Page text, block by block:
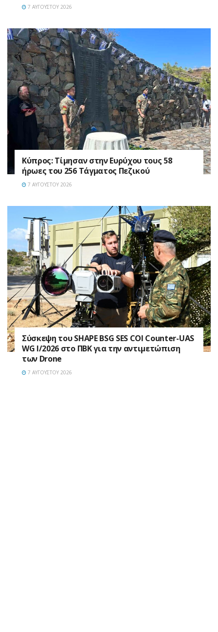
7 ΑΥΓΟΎΣΤΟΥ 2026
Κύπρος: Τίμησαν στην Ευρύχου τους 58
ήρωες του 256 Τάγματος Πεζικού
7 ΑΥΓΟΎΣΤΟΥ 2026
Σύσκεψη του SHAPE BSG SES COI Counter-UAS
WG I/2026 στο ΠΒΚ για την αντιμετώπιση
των Drone
7 ΑΥΓΟΎΣΤΟΥ 2026